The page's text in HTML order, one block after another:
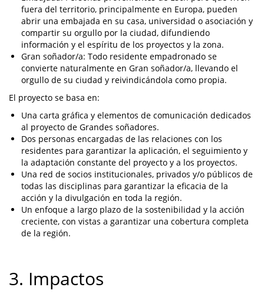
fuera del territorio, principalmente en Europa, pueden
abrir una embajada en su casa, universidad o asociación y
compartir su orgullo por la ciudad, difundiendo
información y el espíritu de los proyectos y la zona.
Gran soñador/a: Todo residente empadronado se
convierte naturalmente en Gran soñador/a, llevando el
orgullo de su ciudad y reivindicándola como propia.
El proyecto se basa en:
Una carta gráfica y elementos de comunicación dedicados
al proyecto de Grandes soñadores.
Dos personas encargadas de las relaciones con los
residentes para garantizar la aplicación, el seguimiento y
la adaptación constante del proyecto y a los proyectos.
Una red de socios institucionales, privados y/o públicos de
todas las disciplinas para garantizar la eficacia de la
acción y la divulgación en toda la región.
Un enfoque a largo plazo de la sostenibilidad y la acción
creciente, con vistas a garantizar una cobertura completa
de la región.
3. Impactos